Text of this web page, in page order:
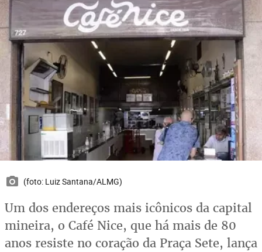
(foto: Luiz Santana/ALMG)
Um dos endereços mais icônicos da capital
mineira, o Café Nice, que há mais de 80
anos resiste no coração da Praça Sete, lança